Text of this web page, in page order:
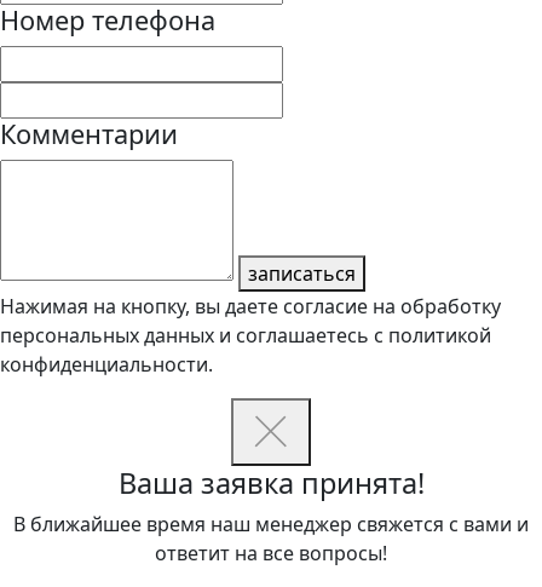
Номер телефона
Комментарии
записаться
Нажимая на кнопку, вы даете согласие на обработку
персональных данных и соглашаетесь с политикой
конфиденциальности.
Ваша заявка принята!
В ближайшее время наш менеджер свяжется с вами и
ответит на все вопросы!